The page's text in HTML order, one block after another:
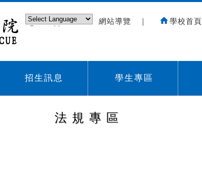
Powered by
網站導覽 ｜ 學校首頁
招生訊息 學生專區
法規專區